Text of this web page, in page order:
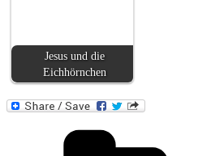
Jesus und die
Eichhörnchen